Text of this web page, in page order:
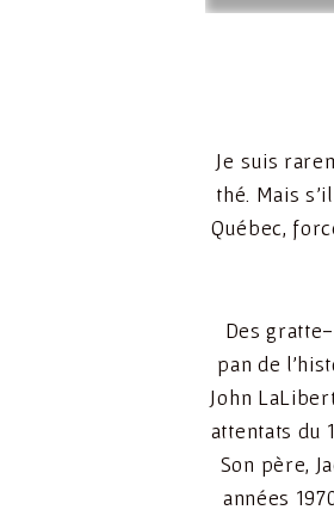
Je suis
thé. Mais
Québec,
Des
pan de
John
attentats du
Son père,
années